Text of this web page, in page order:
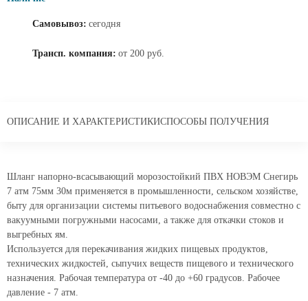
Самовывоз: сегодня
Трансп. компания: от 200 руб.
ОПИСАНИЕ И ХАРАКТЕРИСТИКИСПОСОБЫ ПОЛУЧЕНИЯ
Шланг напорно-всасывающий морозостойкий ПВХ НОВЭМ Снегирь
7 атм 75мм 30м применяется в промышленности, сельском хозяйстве,
быту для организации системы питьевого водоснабжения совместно с
вакуумными погружными насосами, а также для откачки стоков и
выгребных ям.
Используется для перекачивания жидких пищевых продуктов,
технических жидкостей, сыпучих веществ пищевого и технического
назначения. Рабочая температура от -40 до +60 градусов. Рабочее
давление - 7 атм.